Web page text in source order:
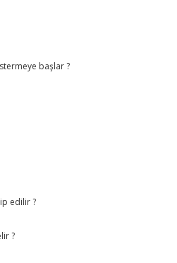
başlar ?
edilir ?
?